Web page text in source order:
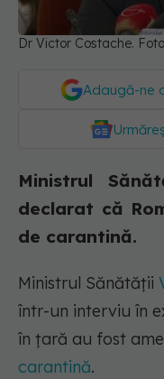
Dr Victor Costache.
Adaugă-ne
Ministrul
declarat că
de carantină.
Ministrul Sănătății
într-un interviu în
în țară au fost
carantină.